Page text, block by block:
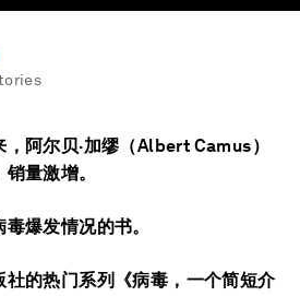
阿尔贝·加缪（Albert Camus）
量激增。
爆发情况的书。
社的热门系列《病毒，一个简短介